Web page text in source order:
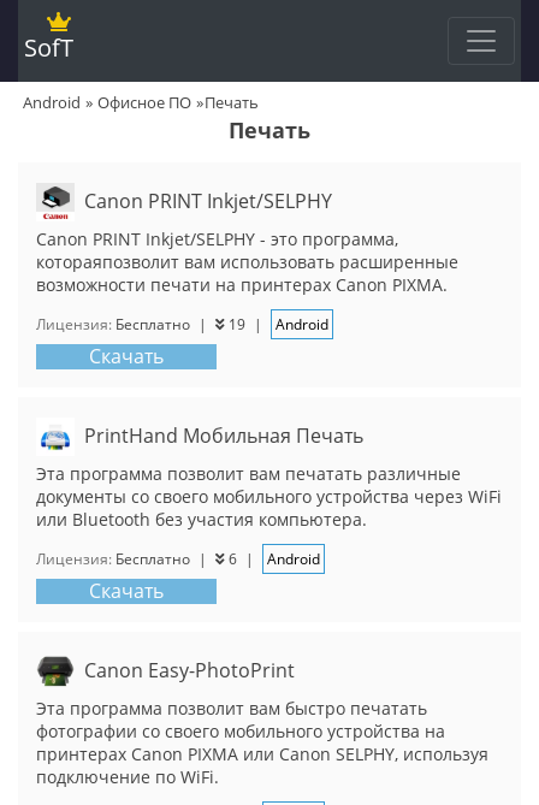
SofT
Android Офисное ПО Печать
Печать
Canon PRINT Inkjet/SELPHY
Canon PRINT Inkjet/SELPHY - это программа,
котораяпозволит вам использовать расширенные
возможности печати на принтерах Canon PIXMA.
Лицензия: Бесплатно | 19 | Android
Скачать
PrintHand Мобильная Печать
Эта программа позволит вам печатать различные
документы со своего мобильного устройства через WiFi
или Bluetooth без участия компьютера.
Лицензия: Бесплатно | 6 | Android
Скачать
Canon Easy-PhotoPrint
Эта программа позволит вам быстро печатать
фотографии со своего мобильного устройства на
принтерах Canon PIXMA или Canon SELPHY, используя
подключение по WiFi.